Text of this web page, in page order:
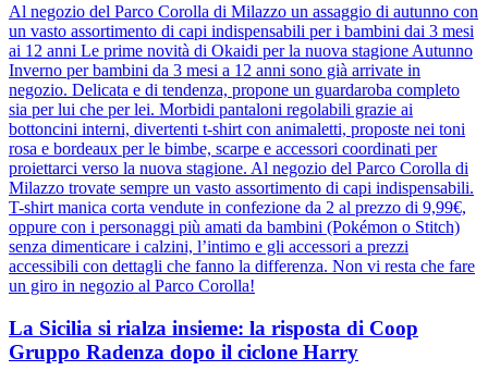
Al negozio del Parco Corolla di Milazzo un assaggio di autunno con
un vasto assortimento di capi indispensabili per i bambini dai 3 mesi
ai 12 anni Le prime novità di Okaidi per la nuova stagione Autunno
Inverno per bambini da 3 mesi a 12 anni sono già arrivate in
negozio. Delicata e di tendenza, propone un guardaroba completo
sia per lui che per lei. Morbidi pantaloni regolabili grazie ai
bottoncini interni, divertenti t-shirt con animaletti, proposte nei toni
rosa e bordeaux per le bimbe, scarpe e accessori coordinati per
proiettarci verso la nuova stagione. Al negozio del Parco Corolla di
Milazzo trovate sempre un vasto assortimento di capi indispensabili.
T-shirt manica corta vendute in confezione da 2 al prezzo di 9,99€,
oppure con i personaggi più amati da bambini (Pokémon o Stitch)
senza dimenticare i calzini, l’intimo e gli accessori a prezzi
accessibili con dettagli che fanno la differenza. Non vi resta che fare
un giro in negozio al Parco Corolla!
La Sicilia si rialza insieme: la risposta di Coop
Gruppo Radenza dopo il ciclone Harry